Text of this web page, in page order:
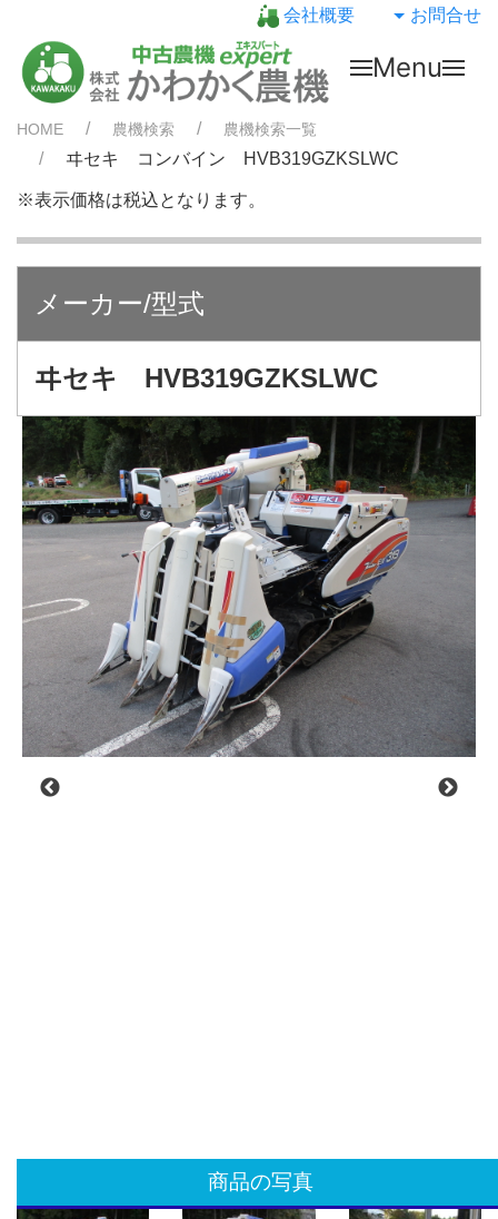
会社概要 お問合せ
Menu
HOME 農機検索 農機検索一覧
ヰセキ コンバイン HVB319GZKSLWC
※表示価格は税込となります。
メーカー/型式
ヰセキ HVB319GZKSLWC
商品の写真